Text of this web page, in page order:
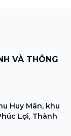
VÀ THÔNG
Huy Mân, khu
Lợi, Thành